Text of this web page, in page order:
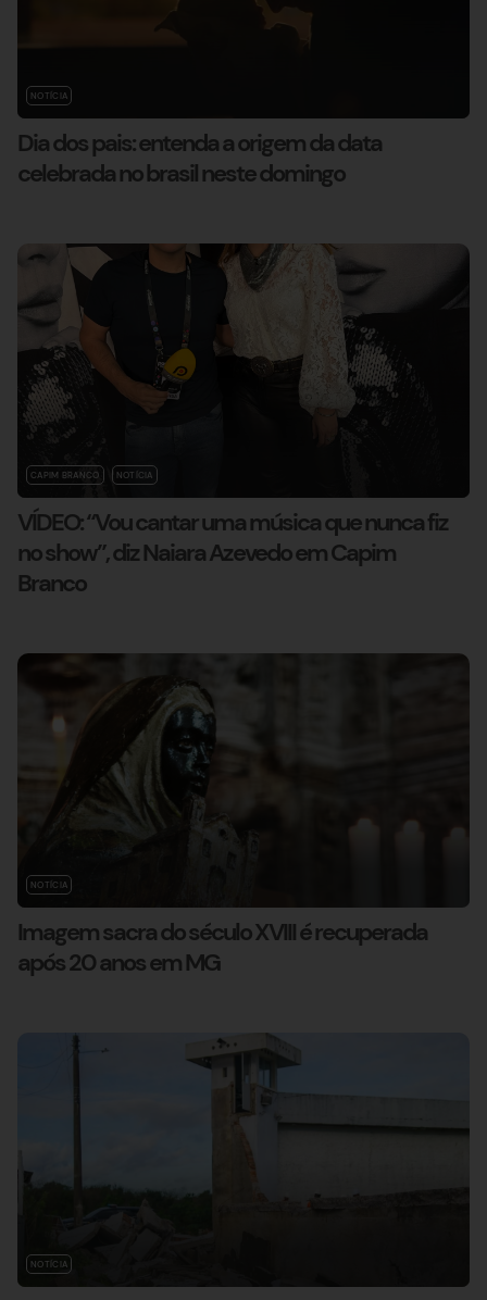
NOTÍCIA
Dia dos pais: entenda a origem da data
celebrada no brasil neste domingo
CAPIM BRANCO NOTÍCIA
VÍDEO: “Vou cantar uma música que nunca fiz
no show”, diz Naiara Azevedo em Capim
Branco
NOTÍCIA
Imagem sacra do século XVIII é recuperada
após 20 anos em MG
NOTÍCIA